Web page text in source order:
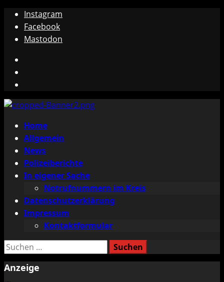
Zum
Inhalt
springen
Instagram
Facebook
Mastodon
Primäres
Menü
Home
Allgemein
News
Polizeiberichte
In eigener Sache
Notrufnummern im Kreis
Datenschutzerklärung
Impressum
Kontaktformular
Suchen
Anzeige